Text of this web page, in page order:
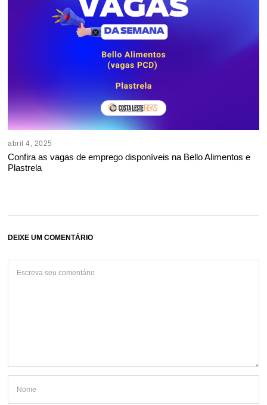
abril 4, 2025
Confira as vagas de emprego disponíveis na Bello Alimentos e
Plastrela
DEIXE UM COMENTÁRIO